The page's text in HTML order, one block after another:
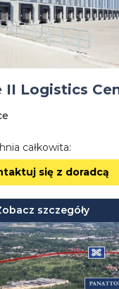
II Logistics
całkowita:
się z doradcą
szczegóły